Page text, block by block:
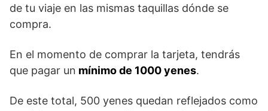
de tu viaje en las mismas taquillas dónde se
compra.
En el momento de comprar la tarjeta, tendrás
que pagar un mínimo de 1000 yenes.
De este total, 500 yenes quedan reflejados como